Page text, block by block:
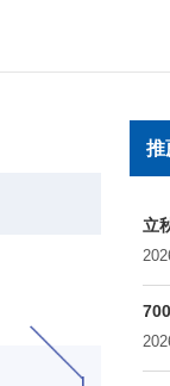
推
立